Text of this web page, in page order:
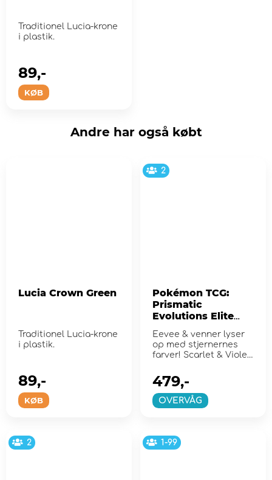
Traditionel Lucia-krone
i plastik.
KØB
89,-
Andre har også købt
Lucia Crown Green
Traditionel Lucia-krone
i plastik.
KØB
89,-
2
Pokémon TCG:
Prismatic
Evolutions Elite
Eevee & venner lyser
op med stjernernes
farver! Scarlet & Violet
OVERVÅG
479,-
2 1-99